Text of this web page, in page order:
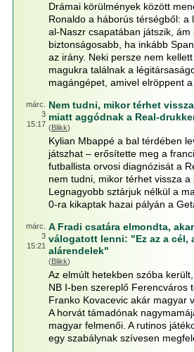
Drámai körülmények között
Ronaldo a háborús térségből: a
al-Naszr csapatában játszik, ám
biztonságosabb, ha inkább
az irány. Neki persze nem
magukra találnak a
magángépet, amivel elröppent a
márc.
3
15:17
Nem tudni, mikor térhet
miatt aggódnak a Real-
(Blikk)
Kylian Mbappé a bal térdében
játszhat – erősítette meg a
futballista orvosi diagnózisát a
nem tudni, mikor térhet vissza a
Legnagyobb sztárjuk nélkül a
0-ra kikaptak hazai pályán a
márc.
3
15:21
A Fradi csatára elmondta,
válogatott lenni: "Ez az a cél,
alárendelek"
(Blikk)
Az elmúlt hetekben szóba
NB I-ben szereplő Ferencváros
Franko Kovacevic akár magyar
A horvát támadónak
magyar felmenői. A rutinos
egy szabálynak szívesen